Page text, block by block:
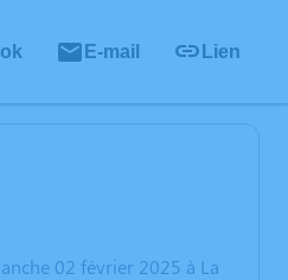
E-mail Lien
02 février 2025 à La